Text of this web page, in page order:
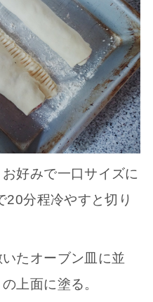
好みで一口サイズに
20分程冷やすと切り
たオーブン皿に並
上面に塗る。